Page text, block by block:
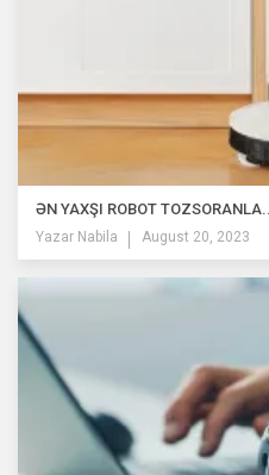
ƏN YAXŞI ROBOT TOZSORANLA...
Yazar Nabila August 20, 2023